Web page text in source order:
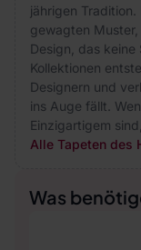
jährigen
gewagten
Design, das keine
Kollektionen
Designern und
ins Auge fällt.
Einzigartigem
Alle Tapeten des
Was